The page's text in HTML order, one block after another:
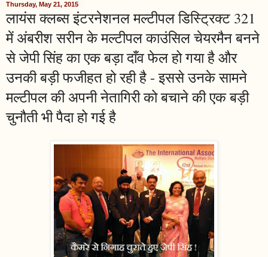
Thursday, May 21, 2015
लायंस क्लब्स इंटरनेशनल मल्टीपल डिस्ट्रिक्ट 321
में अंबरीश सरीन के मल्टीपल काउंसिल चेयरमैन बनने
से जेपी सिंह का एक बड़ा दाँव फेल हो गया है और
उनकी बड़ी फजीहत हो रही है - इससे उनके सामने
मल्टीपल की अपनी नेतागिरी को बचाने की एक बड़ी
चुनौती भी पैदा हो गई है